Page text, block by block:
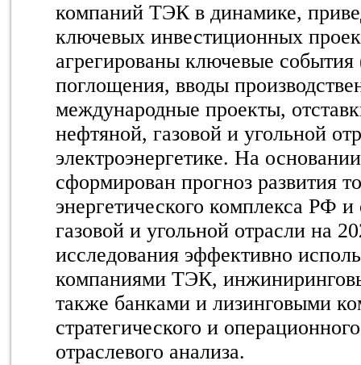
компаний ТЭК в динамике,
ключевых инвестиционных
агрегированы ключевые
поглощения, вводы
международные проекты,
нефтяной, газовой и угольной
электроэнергетике. На
сформирован прогноз развития
энергетического комплекса РФ
газовой и угольной отрасли на
исследования эффективно
компаниями ТЭК,
также банками и лизинговыми
стратегического и
отраслевого анализа.